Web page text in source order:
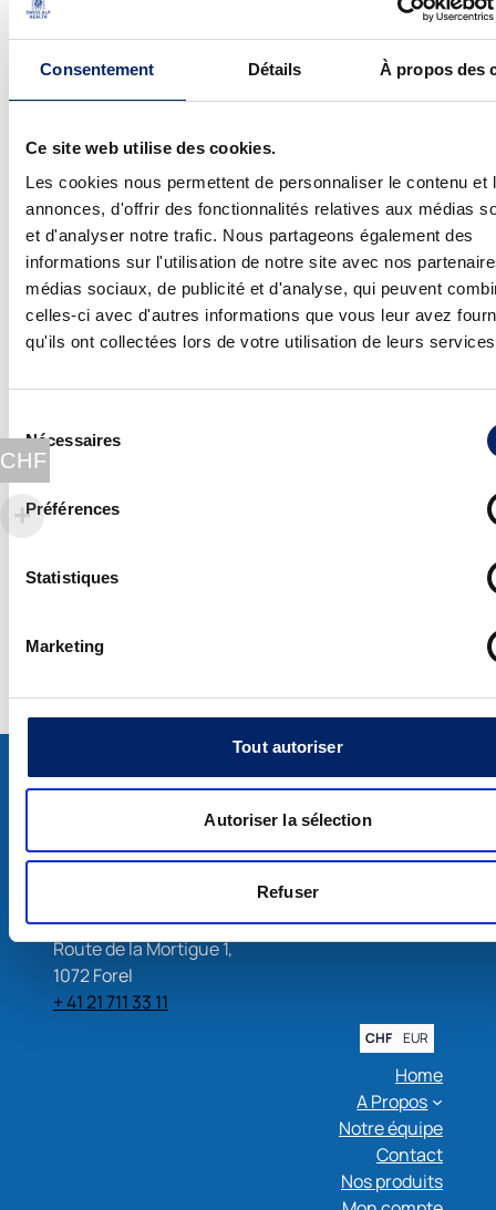
Consentement Détails À propos des
Ce site web utilise des cookies.
Les cookies nous permettent de personnaliser le contenu et
annonces, d'offrir des fonctionnalités relatives aux médias
et d'analyser notre trafic. Nous partageons également des
informations sur l'utilisation de notre site avec nos
médias sociaux, de publicité et d'analyse, qui peuvent
celles-ci avec d'autres informations que vous leur avez
qu'ils ont collectées lors de votre utilisation de leurs
du
consentement
Nécessaires
Préférences
Statistiques
Marketing
Tout autoriser
Autoriser la sélection
Refuser
NCPl0cicYJ1qf1_uC24yF&index=4https://
v=v336tZSdE4w&list=PL9F1oMgP4n_-
NCPl0cicYJ1qf1_uC24yF&index=5https://
v=ZwvFY-Lrvv4&list=PL9F1oMgP4n_-
v=m7JVz5QXbAA&list=PL9F1oMgP4n_-
NCPl0cicYJ1qf1_uC24yF&index=7https://
v=uDd6ztp-PGw&list=PL9F1oMgP4n_-
NCPl0cicYJ1qf1_uC24yF&index=8
Clause de non-responsabilité:
Les informations publiées sur www.swiss-alp-
health.ch ne sauraient prétendre à l’exhaustivité et ne
peuvent en aucun cas remplacer des conseils ou
informations ne peuvent pas servir à établir des
modifier ou arrêter le traitement d’une maladie. En cas
de problèmes de santé, il est recommandé de
consulter un médecin. Avant de débuter les exercices
health.ch et à son contenu relève de la propre
Compléments alimentaires pour le cartilage, les
articulations, la peau et le bien-être
Route de la Mortigue 1,
1072 Forel
+ 41 21 711 33 11
CHF EUR
Home
A Propos
Notre équipe
Contact
Nos produits
CHF